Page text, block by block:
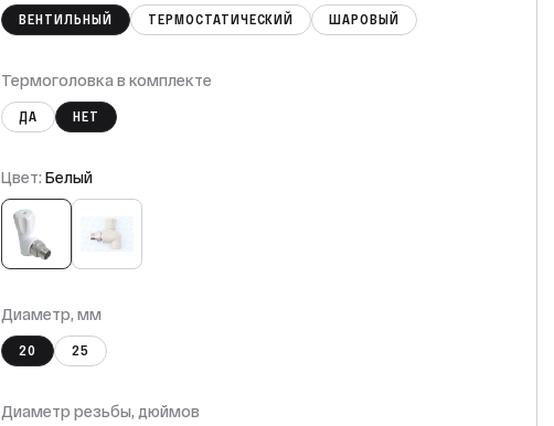
ВЕНТИЛЬНЫЙ ТЕРМОСТАТИЧЕСКИЙ ШАРОВЫЙ
Термоголовка в комплекте
ДА НЕТ
Цвет:Белый
Диаметр, мм
20 25
Диаметр резьбы, дюймов